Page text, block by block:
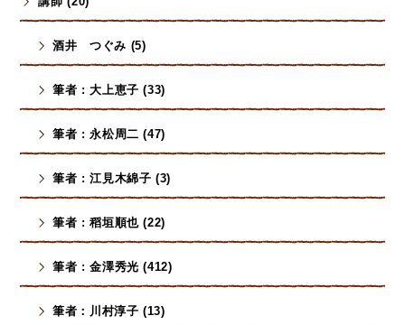
酒井 つぐみ (5)
筆者 : 大上恵子 (33)
筆者 : 永松周二 (47)
筆者 : 江見木綿子 (3)
筆者 : 稻垣順也 (22)
筆者 : 金澤秀光 (412)
筆者：川村淳子 (13)